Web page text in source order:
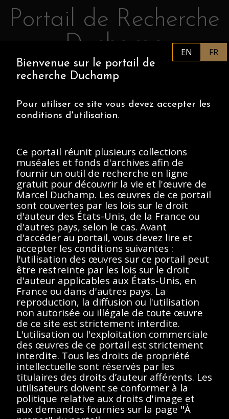
Retourner au contenu principal
Portail de Recherche
Duchamp
PHILADELPHIA MUSEUM OF
ART
Fonds général des
photographies, 1888-
Contenus Description
< Toutes les séries
Afficher éléments << < > >>
Aucun résultat
trouvé.
Veuillez essayer de
EN FR
Bienvenue sur le portail de
recherche Duchamp
Pour utiliser ce site vous devez accepter les
conditions d'utilisation.
Ce portail réunit plusieurs collections
muséales et fonds d'archives afin de
fournir un outil de recherche en ligne
gratuit pour découvrir la vie et l'œuvre de
Marcel Duchamp. Les œuvres de ce portail
sont couvertes par les lois sur le droit
d'auteur des États-Unis, de la France ou
d'autres pays, selon le cas. Avant
d'accéder au portail, vous devez lire et
accepter les conditions suivantes :
l'utilisation des œuvres sur ce portail peut
être restreinte par les lois sur le droit
d'auteur applicables aux États-Unis, en
France ou dans d'autres pays. La
reproduction, la diffusion ou l'utilisation
non autorisée ou illégale de toute œuvre
de ce site est strictement interdite.
L'utilisation ou l'exploitation commerciale
des œuvres de ce portail est strictement
interdite. Tous les droits de propriété
intellectuelle sont réservés par les
titulaires des droits d’auteur afférents. Les
utilisateurs doivent se conformer à la
politique relative aux droits d'image et
aux demandes fournies sur la page "À